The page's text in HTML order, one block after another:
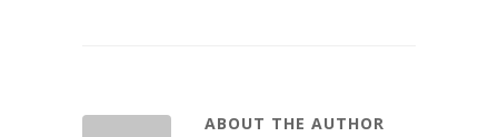
ABOUT THE AUTHOR